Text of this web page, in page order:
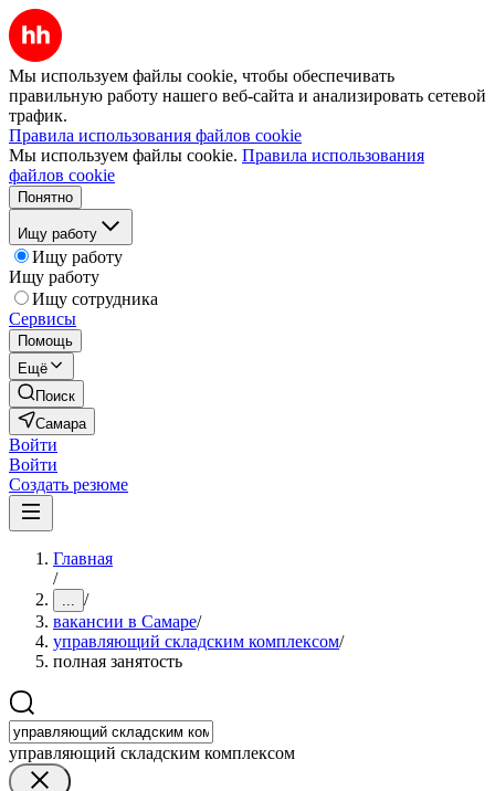
Мы используем файлы cookie, чтобы обеспечивать
правильную работу нашего веб-сайта и анализировать сетевой
трафик.
Правила использования файлов cookie
Мы используем файлы cookie. Правила использования
файлов cookie
Понятно
Ищу работу
Ищу работу
Ищу работу
Ищу сотрудника
Сервисы
Помощь
Ещё
Поиск
Самара
Войти
Войти
Создать резюме
Главная
/
... /
вакансии в Самаре/
управляющий складским комплексом/
полная занятость
управляющий складским комплексом